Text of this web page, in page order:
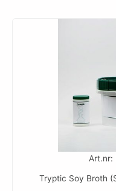
Art.nr:
Tryptic Soy Broth